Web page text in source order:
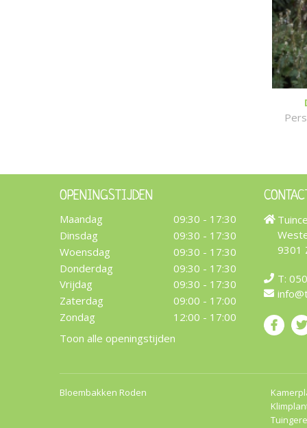
OPENINGSTIJDEN
Maandag
09:30 - 17:30
Dinsdag
09:30 - 17:30
Woensdag
09:30 - 17:30
Donderdag
09:30 - 17:30
Vrijdag
09:30 - 17:30
Zaterdag
09:00 - 17:00
Zondag
12:00 - 17:00
Toon alle openingstijden
9301
T:
Bloembakken Roden